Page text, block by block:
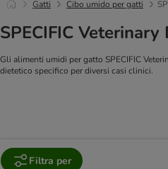
Gatti Cibo umido per gatti
SPECIFIC Veterinary
Gli alimenti umidi per gatto SPECIFIC
dietetico specifico per diversi casi clinici.
Filtra per